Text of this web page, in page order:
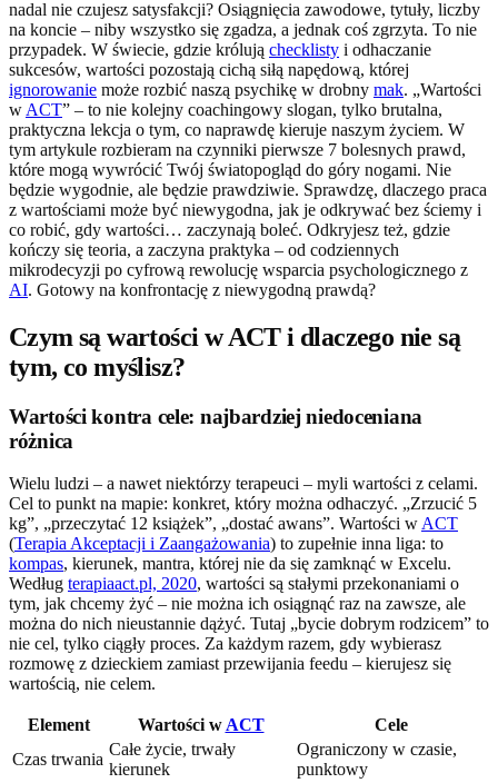
nadal nie czujesz satysfakcji? Osiągnięcia zawodowe, tytuły, liczby
na koncie – niby wszystko się zgadza, a jednak coś zgrzyta. To nie
przypadek. W świecie, gdzie królują checklisty i odhaczanie
sukcesów, wartości pozostają cichą siłą napędową, której
ignorowanie może rozbić naszą psychikę w drobny mak. „Wartości
w ACT” – to nie kolejny coachingowy slogan, tylko brutalna,
praktyczna lekcja o tym, co naprawdę kieruje naszym życiem. W
tym artykule rozbieram na czynniki pierwsze 7 bolesnych prawd,
które mogą wywrócić Twój światopogląd do góry nogami. Nie
będzie wygodnie, ale będzie prawdziwie. Sprawdzę, dlaczego praca
z wartościami może być niewygodna, jak je odkrywać bez ściemy i
co robić, gdy wartości… zaczynają boleć. Odkryjesz też, gdzie
kończy się teoria, a zaczyna praktyka – od codziennych
mikrodecyzji po cyfrową rewolucję wsparcia psychologicznego z
AI. Gotowy na konfrontację z niewygodną prawdą?
Czym są wartości w ACT i dlaczego nie są
tym, co myślisz?
Wartości kontra cele: najbardziej niedoceniana
różnica
Wielu ludzi – a nawet niektórzy terapeuci – myli wartości z celami.
Cel to punkt na mapie: konkret, który można odhaczyć. „Zrzucić 5
kg”, „przeczytać 12 książek”, „dostać awans”. Wartości w ACT
(Terapia Akceptacji i Zaangażowania) to zupełnie inna liga: to
kompas, kierunek, mantra, której nie da się zamknąć w Excelu.
Według terapiaact.pl, 2020, wartości są stałymi przekonaniami o
tym, jak chcemy żyć – nie można ich osiągnąć raz na zawsze, ale
można do nich nieustannie dążyć. Tutaj „bycie dobrym rodzicem” to
nie cel, tylko ciągły proces. Za każdym razem, gdy wybierasz
rozmowę z dzieckiem zamiast przewijania feedu – kierujesz się
wartością, nie celem.
Element Wartości w ACT
Cele
Czas trwania
Całe życie, trwały
kierunek
Ograniczony w czasie,
punktowy